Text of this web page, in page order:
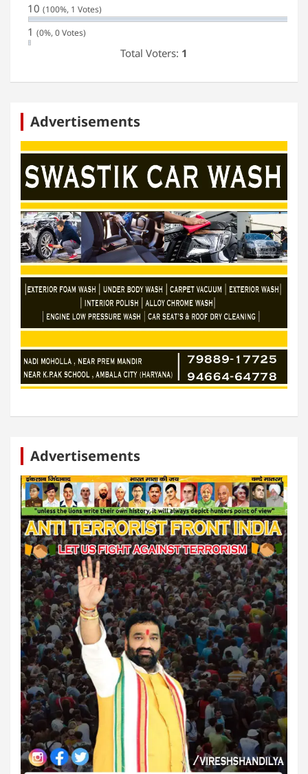
10 (100%, 1 Votes)
1 (0%, 0 Votes)
Total Voters: 1
Advertisements
Advertisements